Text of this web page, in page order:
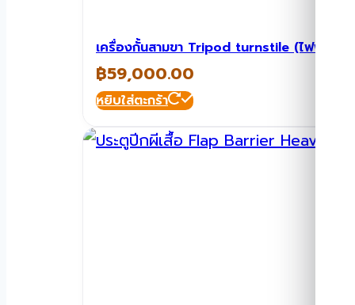
เครื่องกั้นสามขา Tripod turnstile (ไฟฟ้า)
฿59,000.00
หยิบใส่ตะกร้า